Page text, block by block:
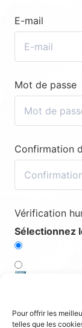
Pour offrir les
telles que les
E-mail
Mot de passe
Confirmation
Vérification
Sélectionnez
2️⃣